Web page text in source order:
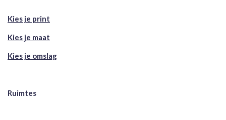
Kies je print
Kies je maat
Kies je omslag
Ruimtes